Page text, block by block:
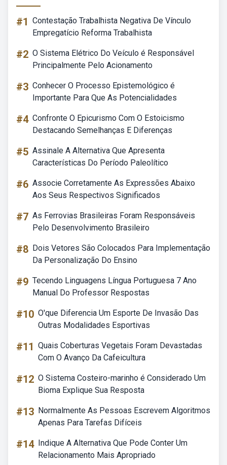
#1 Contestação Trabalhista Negativa De Vínculo
Empregatício Reforma Trabalhista
#2 O Sistema Elétrico Do Veículo é Responsável
Principalmente Pelo Acionamento
#3 Conhecer O Processo Epistemológico é
Importante Para Que As Potencialidades
#4 Confronte O Epicurismo Com O Estoicismo
Destacando Semelhanças E Diferenças
#5 Assinale A Alternativa Que Apresenta
Características Do Período Paleolítico
#6 Associe Corretamente As Expressões Abaixo
Aos Seus Respectivos Significados
#7 As Ferrovias Brasileiras Foram Responsáveis
Pelo Desenvolvimento Brasileiro
#8 Dois Vetores São Colocados Para Implementação
Da Personalização Do Ensino
#9 Tecendo Linguagens Língua Portuguesa 7 Ano
Manual Do Professor Respostas
#10 O'que Diferencia Um Esporte De Invasão Das
Outras Modalidades Esportivas
#11 Quais Coberturas Vegetais Foram Devastadas
Com O Avanço Da Cafeicultura
#12 O Sistema Costeiro-marinho é Considerado Um
Bioma Explique Sua Resposta
#13 Normalmente As Pessoas Escrevem Algoritmos
Apenas Para Tarefas Difíceis
#14 Indique A Alternativa Que Pode Conter Um
Relacionamento Mais Apropriado